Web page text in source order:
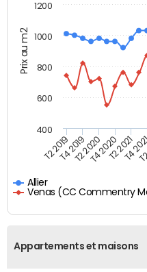
Prix au m2
Allier
Venas (CC Commentry
T2 2019T4 2019T2 2020T4 2020T2 2021
T4
400
600
800
1000
1200
Appartements et maisons